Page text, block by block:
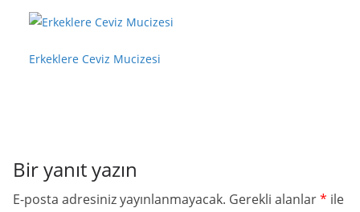
Erkeklere Ceviz Mucizesi
Bir yanıt yazın
E-posta adresiniz yayınlanmayacak. Gerekli alanlar* ile